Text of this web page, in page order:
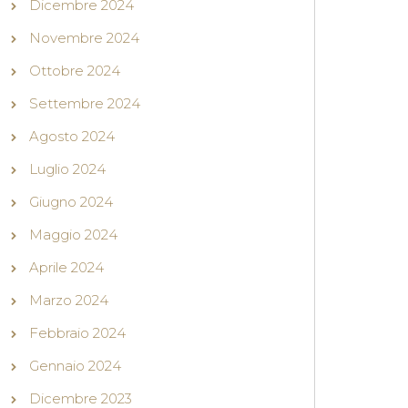
Dicembre 2024
Novembre 2024
Ottobre 2024
Settembre 2024
Agosto 2024
Luglio 2024
Giugno 2024
Maggio 2024
Aprile 2024
Marzo 2024
Febbraio 2024
Gennaio 2024
Dicembre 2023